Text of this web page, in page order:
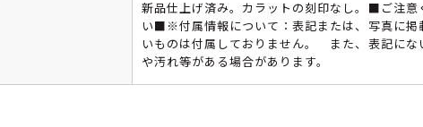
新品仕上げ済み。カラットの刻印なし。■ご注意
い■※付属情報について：表記または、写真に掲
いものは付属しておりません。 また、表記にな
や汚れ等がある場合があります。